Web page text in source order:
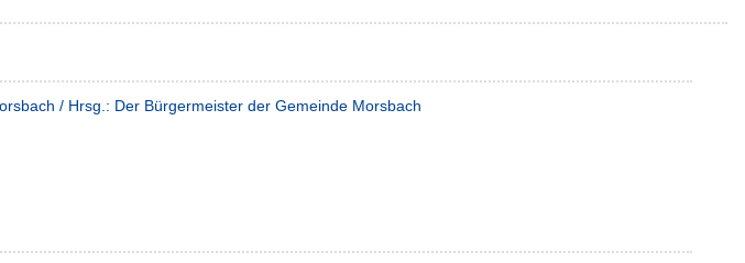
/ Hrsg.: Der Bürgermeister der Gemeinde Morsbach